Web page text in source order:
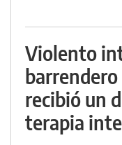
Violento
recibió un
terapia